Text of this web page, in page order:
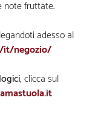
note fruttate.
adesso al
it/negozio/
, clicca sul